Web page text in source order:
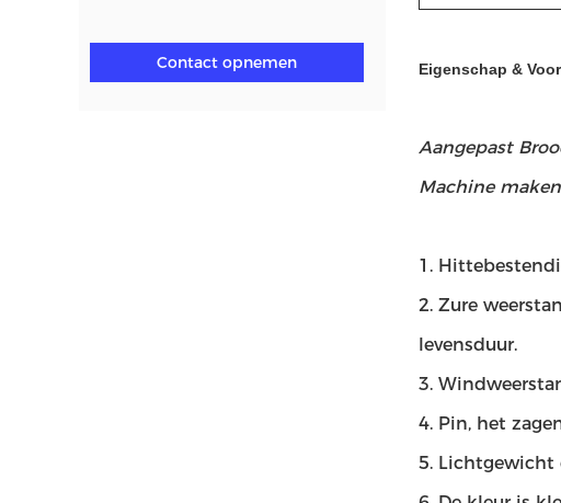
Contact opnemen Eigenschap &
Aangepast
Machine maken
1.
2. Zure
levensduur.
3.
4. Pin, het
5. Lichtgewicht